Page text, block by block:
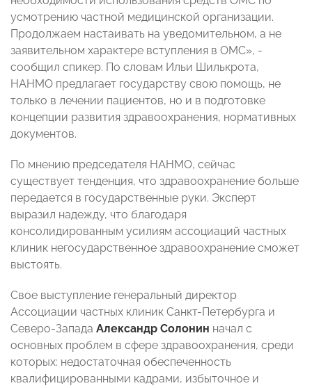
усмотрению частной медицинской организации.
Продолжаем настаивать на уведомительном, а не
заявительном характере вступления в ОМС», -
сообщил спикер. По словам Ильи Шилькрота,
НАНМО предлагает государству свою помощь, не
только в лечении пациентов, но и в подготовке
концепции развития здравоохранения, нормативных
документов.
По мнению председателя НАНМО, сейчас
существует тенденция, что здравоохранение больше
передается в государственные руки. Эксперт
выразил надежду, что благодаря
консолидированным усилиям ассоциаций частных
клиник негосударственное здравоохранение сможет
выстоять.
Свое выступление генеральный директор
Ассоциации частных клиник Санкт-Петербурга и
Северо-Запада Александр Солонин начал с
основных проблем в сфере здравоохранения, среди
которых: недостаточная обеспеченность
квалифицированными кадрами, избыточное и